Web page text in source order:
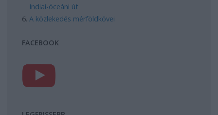
Indiai-óceáni út
A közlekedés mérföldkövei
FACEBOOK